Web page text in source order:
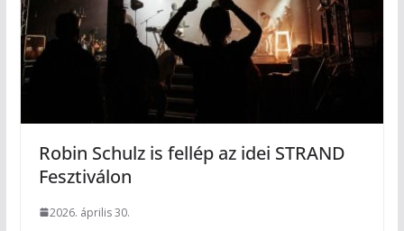
Robin Schulz is fellép az idei STRAND
Fesztiválon
2026. április 30.